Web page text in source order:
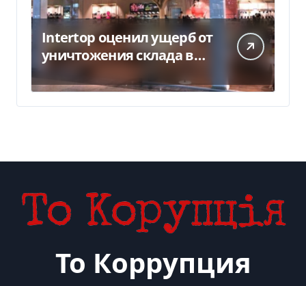
Intertop оценил ущерб от
уничтожения склада в
450 млн грн
То Коррупция